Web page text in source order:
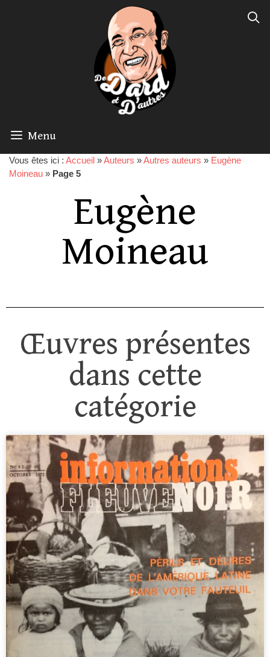
Menu
Vous êtes ici : Accueil »Auteurs »Autres auteurs » Eugène
Moineau » Page 5
Eugène
Moineau
Œuvres présentes
dans cette
catégorie